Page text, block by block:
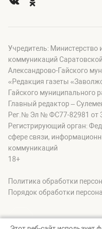
Учредитель:
коммуникаций
Александрово-Гайского
«Редакция газеты
Гайского муниципального
Главный редактор –
Рег.№ Эл № ФС77-82981 от
Регистрирующий орган:
сфере связи,
коммуникаций
18+
Политика обработки
Порядок обработки